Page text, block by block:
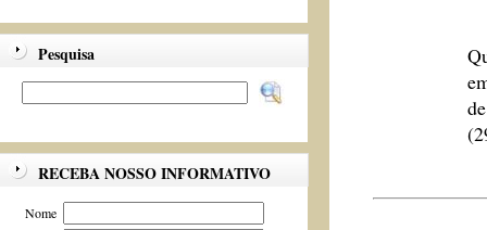
Pesquisa
RECEBA NOSSO INFORMATIVO
Nome